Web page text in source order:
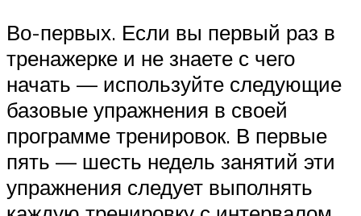
Во-первых. Если вы первый раз в
тренажерке и не знаете с чего
начать — используйте следующие
базовые упражнения в своей
программе тренировок. В первые
пять — шесть недель занятий эти
упражнения следует выполнять